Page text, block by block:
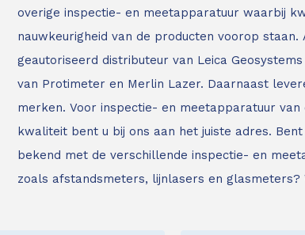
overige inspectie- en meetapparatuur waarbij
nauwkeurigheid van de producten voorop staan.
geautoriseerd distributeur van Leica
van Protimeter en Merlin Lazer. Daarnaast
merken. Voor inspectie- en meetapparatuur van
kwaliteit bent u bij ons aan het juiste adres.
bekend met de verschillende inspectie- en
zoals afstandsmeters, lijnlasers en glasmeters?